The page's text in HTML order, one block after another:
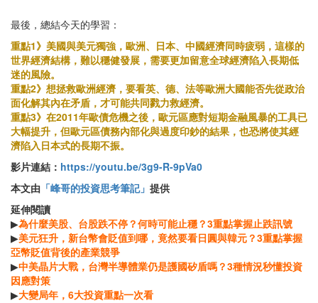
最後，總結今天的學習：
重點1》美國與美元獨強，歐洲、日本、中國經濟同時疲弱，這樣的
世界經濟結構，難以穩健發展，需要更加留意全球經濟陷入長期低
迷的風險。
重點2》想拯救歐洲經濟，要看英、德、法等歐洲大國能否先從政治
面化解其內在矛盾，才可能共同戮力救經濟。
重點3》在2011年歐債危機之後，歐元區應對短期金融風暴的工具已
大幅提升，但歐元區債務內部化與過度印鈔的結果，也恐將使其經
濟陷入日本式的長期不振。
影片連結： https://youtu.be/3g9-R-9pVa0
本文由 「峰哥的投資思考筆記」 提供
延伸閱讀
▶為什麼美股、台股跌不停？何時可能止穩？3重點掌握止跌訊號
▶美元狂升，新台幣會貶值到哪，竟然要看日圓與韓元？3重點掌握
亞幣貶值背後的產業競爭
▶中美晶片大戰，台灣半導體業仍是護國矽盾嗎？3種情況秒懂投資
因應對策
▶大變局年，6大投資重點一次看